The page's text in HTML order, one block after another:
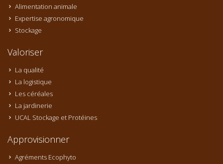
Alimentation animale
Expertise agronomique
Stockage
Valoriser
La qualité
La logistique
Les céréales
La jardinerie
UCAL Stockage et Protéines
Approvisionner
Agréments Ecophyto